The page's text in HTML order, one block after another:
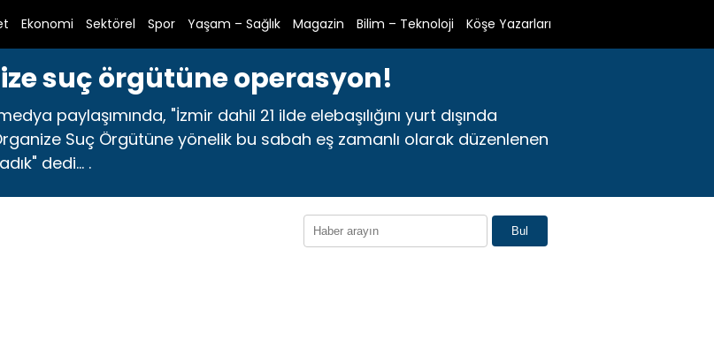
Ekonomi Sektörel Spor Yaşam – Sağlık Magazin Bilim – Teknoloji Köşe Yazarları
suç örgütüne operasyon!
paylaşımında, "İzmir dahil 21 ilde elebaşılığını yurt dışında
Suç Örgütüne yönelik bu sabah eş zamanlı olarak düzenlenen
dedi... .
Bul